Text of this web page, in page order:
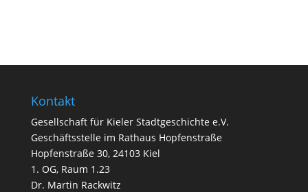
Kontakt
Gesellschaft für Kieler Stadtgeschichte e.V.
Geschäftsstelle im Rathaus Hopfenstraße
Hopfenstraße 30, 24103 Kiel
1. OG, Raum 1.23
Dr. Martin Rackwitz